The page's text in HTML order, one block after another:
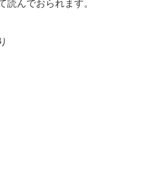
読んでおられます。